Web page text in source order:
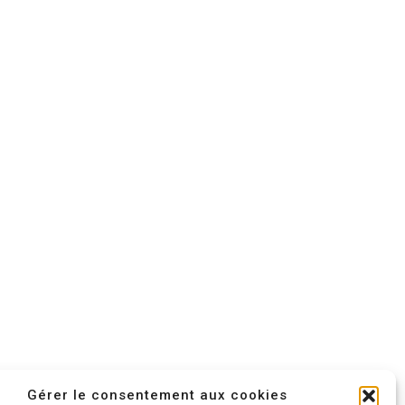
Gérer le consentement aux cookies